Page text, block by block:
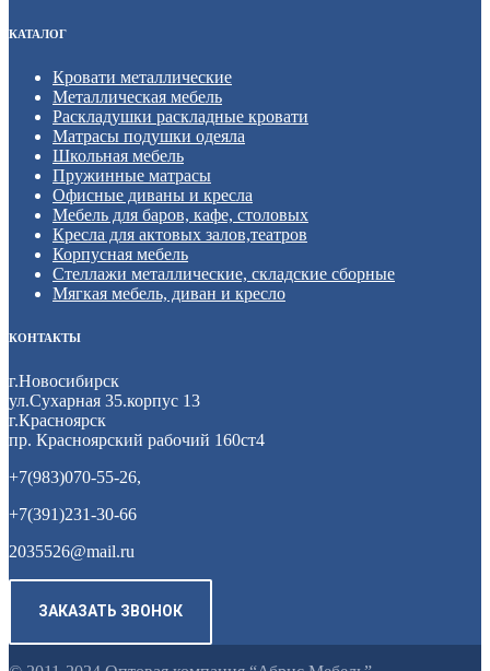
КАТАЛОГ
Кровати металлические
Металлическая мебель
Раскладушки раскладные кровати
Матрасы подушки одеяла
Школьная мебель
Пружинные матрасы
Офисные диваны и кресла
Мебель для баров, кафе, столовых
Кресла для актовых залов,театров
Корпусная мебель
Стеллажи металлические, складские сборные
Мягкая мебель, диван и кресло
КОНТАКТЫ
г.Новосибирск
ул.Сухарная 35.корпус 13
г.Красноярск
пр. Красноярский рабочий 160ст4
+7(983)070-55-26,
+7(391)231-30-66
2035526@mail.ru
ЗАКАЗАТЬ ЗВОНОК